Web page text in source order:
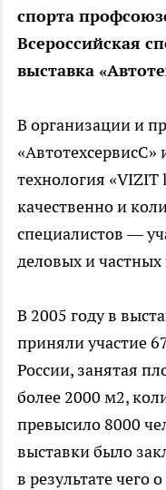
спорта
Всероссийская
выставка
В организации и
«АвтотехсервисС»
технология «VIZIT
качественно и
специалистов —
деловых и частных
В 2005 году в
приняли участие
России, занятая
более 2000 м2,
превысило 8000
выставки было
в результате чего